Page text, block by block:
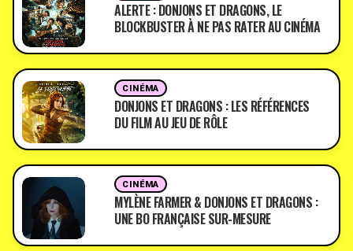
ALERTE : DONJONS ET DRAGONS, LE
BLOCKBUSTER À NE PAS RATER AU CINÉMA
CINÉMA
DONJONS ET DRAGONS : LES RÉFÉRENCES
DU FILM AU JEU DE RÔLE
CINÉMA
MYLÈNE FARMER & DONJONS ET DRAGONS :
UNE BO FRANÇAISE SUR-MESURE